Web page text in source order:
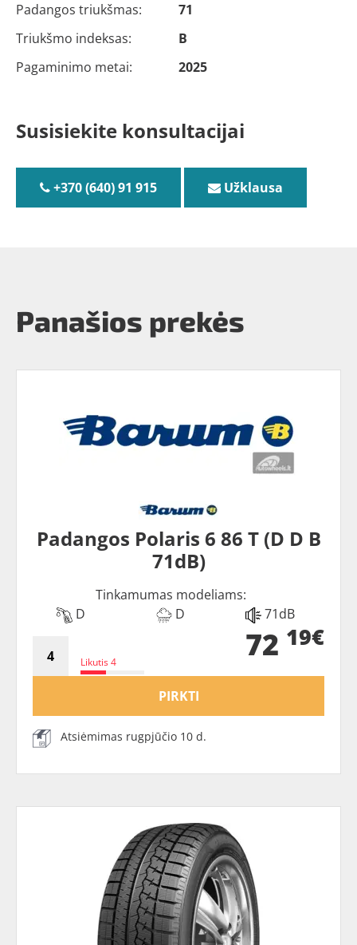
Padangos triukšmas:
71
Triukšmo indeksas:
B
Pagaminimo metai:
2025
Susisiekite konsultacijai
+370 (640) 91 915 Užklausa
Panašios prekės
Padangos Polaris 6 86 T (D D B
71dB)
Tinkamumas modeliams:
D
D 71dB
Likutis 4 72 19€
PIRKTI
Atsiėmimas rugpjūčio 10 d.